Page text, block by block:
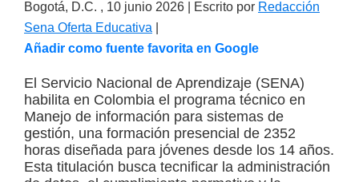
l
i
a
d
a
s
Bogotá, D.C. , 10 junio 2026 | Escrito por Redacción
Sena Oferta Educativa
Añadir como fuente favorita en Google
El Servicio Nacional de Aprendizaje (SENA)
habilita en Colombia el programa técnico en
Manejo de información para sistemas de
gestión, una formación presencial de 2352
horas diseñada para jóvenes desde los 14 años.
Esta titulación busca tecnificar la administración